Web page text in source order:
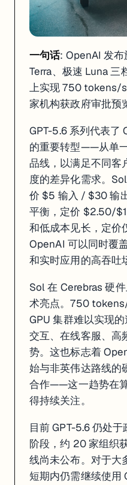
: DeepSeek 宣布 V4 官
DeepSeek V4 自预览版发布以来
对于当前正在使用 DeepSeek
来源:SitePoint DeepSeek
一句话: OpenAI 发
Terra、极速 Luna 三
上实现 750 tokens/
家机构获政府审批预
GPT-5.6 系列代表了
的重要转型——从单
品线，以满足不同客
度的差异化需求。
价 $5 输入 / $30 输
平衡，定价 $2.50/
和低成本见长，定价
OpenAI 可以同时覆
和实时应用的高吞吐
Sol 在 Cerebras 硬
术亮点。750
GPU 集群难以实现
交互、在线客服、高
势。这也标志着
始与非英伟达路线的
合作——这一趋势在
得持续关注。
目前 GPT-5.6 仍处
阶段，约 20 家组织
线尚未公布。对于大
短期内仍需继续使用